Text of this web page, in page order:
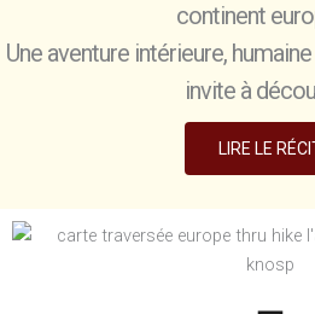
continent
Une aventure intérieure,
invite à
LIRE LE